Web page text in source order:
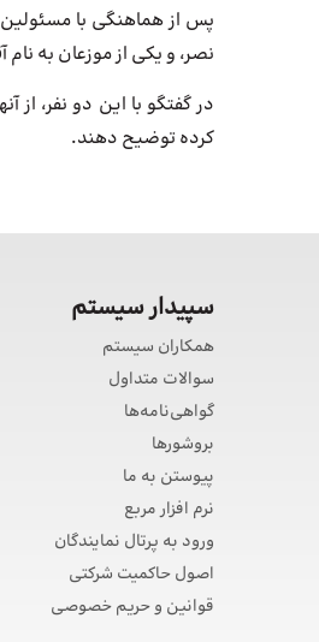
پس از هماهنگی با
نصر، و یکی از موزعان به نام
در گفتگو با این دو نفر،
کرده توضیح دهند.
سپیدار سیستم
همکاران سیستم
سوالات متداول
گواهی‌نامه‌ها
بروشورها
پیوستن به ما
نرم افزار مربع
ورود به پرتال نمایندگان
اصول حاکمیت شرکتی
قوانین و حریم خصوصی